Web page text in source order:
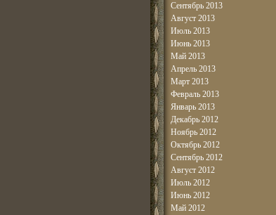
Сентябрь 2013
Август 2013
Июль 2013
Июнь 2013
Май 2013
Апрель 2013
Март 2013
Февраль 2013
Январь 2013
Декабрь 2012
Ноябрь 2012
Октябрь 2012
Сентябрь 2012
Август 2012
Июль 2012
Июнь 2012
Май 2012